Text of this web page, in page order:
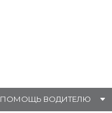
ПОМОЩЬ ВОДИТЕЛЮ